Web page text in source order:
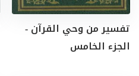
تفسير من وحي القرآن -
الجزء الخامس